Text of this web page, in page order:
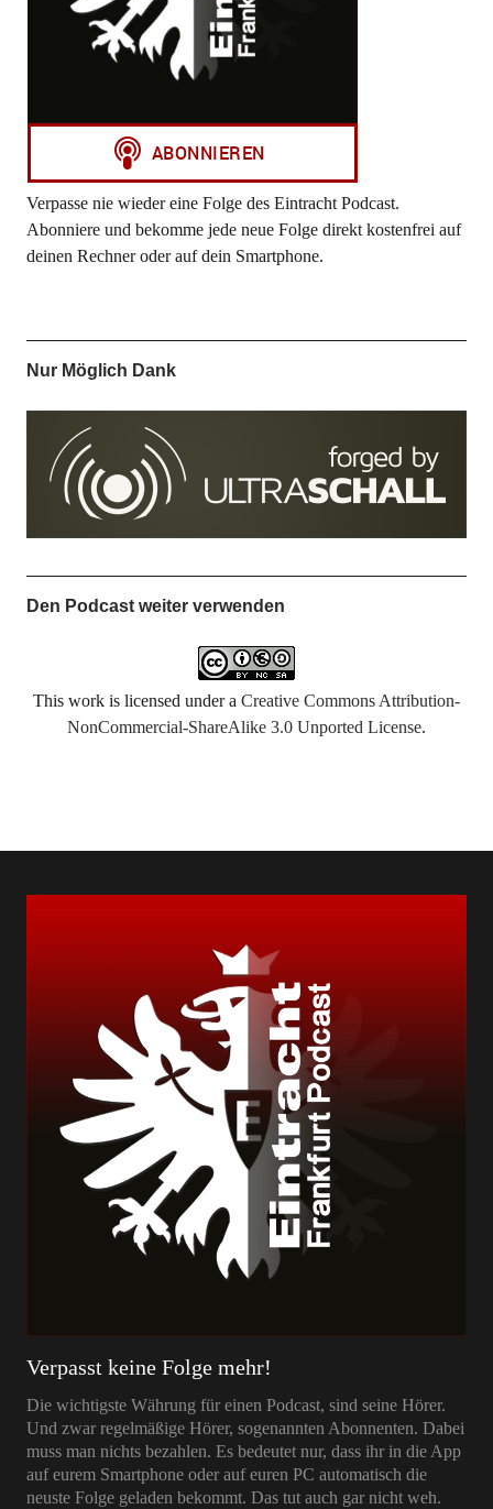
Verpasse nie wieder eine Folge des Eintracht Podcast.
Abonniere und bekomme jede neue Folge direkt kostenfrei auf
deinen Rechner oder auf dein Smartphone.
Nur Möglich Dank
Den Podcast weiter verwenden
This work is licensed under a Creative Commons Attribution-
NonCommercial-ShareAlike 3.0 Unported License.
Verpasst keine Folge mehr!
Die wichtigste Währung für einen Podcast, sind seine Hörer.
Und zwar regelmäßige Hörer, sogenannten Abonnenten. Dabei
muss man nichts bezahlen. Es bedeutet nur, dass ihr in die App
auf eurem Smartphone oder auf euren PC automatisch die
neuste Folge geladen bekommt. Das tut auch gar nicht weh.